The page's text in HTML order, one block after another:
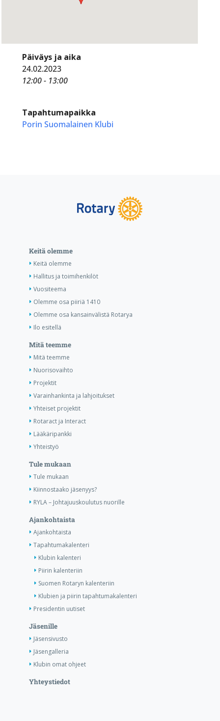
Päiväys ja aika
24.02.2023
12:00 - 13:00
Tapahtumapaikka
Porin Suomalainen Klubi
Keitä olemme
Keitä olemme
Hallitus ja toimihenkilöt
Vuositeema
Olemme osa piiriä 1410
Olemme osa kansainvälistä Rotarya
Ilo esitellä
Mitä teemme
Mitä teemme
Nuorisovaihto
Projektit
Varainhankinta ja lahjoitukset
Yhteiset projektit
Rotaract ja Interact
Lääkäripankki
Yhteistyö
Tule mukaan
Tule mukaan
Kiinnostaako jäsenyys?
RYLA – Johtajuuskoulutus nuorille
Ajankohtaista
Ajankohtaista
Tapahtumakalenteri
Klubin kalenteri
Piirin kalenteriin
Suomen Rotaryn kalenteriin
Klubien ja piirin tapahtumakalenteri
Presidentin uutiset
Jäsenille
Jäsensivusto
Jäsengalleria
Klubin omat ohjeet
Yhteystiedot